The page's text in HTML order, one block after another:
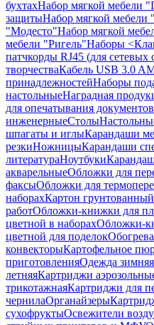
бухтахНабор мягкой мебели
защитыНабор мягкой
"Модесто"Набор мягкой
мебели "Ригель"Наборы
патчкорды RJ45 (для сетевых
творчестваКабель USB 3.0
принадлежностейНаборы
настольныеНаградная
для опечатывания документов
инженерныеСтолы
шпагаты и иглыКарандаши
резкиНожницыКарандаши
литератураНоутбуки
акварельныеОбложки для
факсыОбложки для
наборахКартон
работОбложки-книжки для
цветной в наборахОбложки-
цветной для поделок
конвекторыКартофельное
приготовленияОдежда зимняя
летняяКартриджи
трикотажнаяКартриджи для
чернилаОрганайзеры
сухофруктыОсвежители